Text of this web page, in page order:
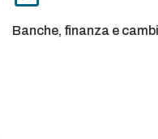
e cambi